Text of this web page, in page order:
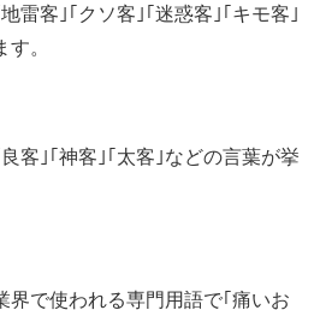
雷客｣｢クソ客｣｢迷惑客｣｢キモ客｣
。
客｣｢神客｣｢太客｣などの言葉が挙
界で使われる専門用語で｢痛いお